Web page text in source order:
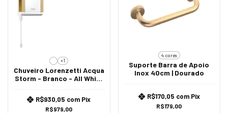
+1
Chuveiro Lorenzetti Acqua
Storm - Branco - All White
R$979,00
R$930,05 com Pix
4 cores
Suporte Barra de Apoio
Inox 40cm | Dourado
R$179,00
R$170,05 com Pix